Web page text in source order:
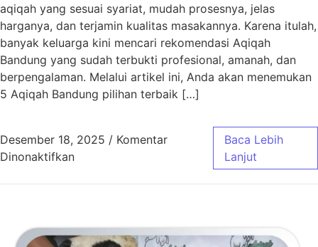
aqiqah yang sesuai syariat, mudah prosesnya, jelas
harganya, dan terjamin kualitas masakannya. Karena itulah,
banyak keluarga kini mencari rekomendasi Aqiqah
Bandung yang sudah terbukti profesional, amanah, dan
berpengalaman. Melalui artikel ini, Anda akan menemukan
5 Aqiqah Bandung pilihan terbaik […]
Desember 18, 2025 / Komentar
Dinonaktifkanpada 5 Aqiqah Bandung Pilihan Terbaik
Baca Lebih
Lanjut